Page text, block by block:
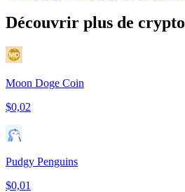
Découvrir plus de crypto
Moon Doge Coin
$0,02
Pudgy Penguins
$0,01